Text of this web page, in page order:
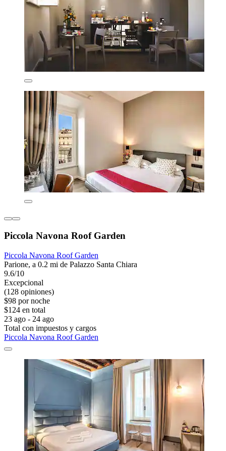
Piccola Navona Roof Garden
Piccola Navona Roof Garden
Parione, a 0.2 mi de Palazzo Santa Chiara
9.6/10
Excepcional
(128 opiniones)
$98 por noche
$124 en total
23 ago - 24 ago
Total con impuestos y cargos
Piccola Navona Roof Garden